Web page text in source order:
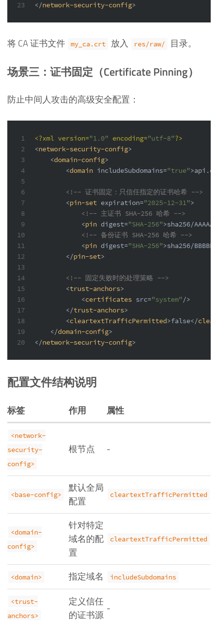
23
</network-security-config>
将 CA 证书文件 my_ca.crt 放入 res/raw/ 目录。
场景三：证书固定（Certificate Pinning）
防止中间人攻击的高级安全配置：
1
2
3
4
5
6
7
8
9
10
11
12
13
14
15
16
17
18
19
20
<?xml version="1.0" encoding="utf-8"?>
<network-security-config>
<domain-config>
<domain includeSubdomains="true">
<!-- 证书固定：只信任指定的证书哈希 -->
<pin-set expiration="2025-12-31">
<!-- 主证书 SHA-256 哈希 -->
<pin digest="SHA-256">sha256/
<!-- 备份证书 SHA-256 哈希 -->
<pin digest="SHA-256">sha256/
</pin-set>
<!-- 固定失败时的处理策略 -->
<trust-anchors>
<certificates src="system"/>
</trust-anchors>
<cleartextTrafficPermitted>false</
</domain-config>
</network-security-config>
配置文件结构说明
标签 作用 属性
<network-
security-
config>
根节点 -
<base-config>
默认全局
配置
cleartextTrafficPermitted
<domain-
config>
针对特定
域名的配
置
cleartextTrafficPermitted
<domain> 指定域名 includeSubdomains
<trust-
anchors>
定义信任
的证书源
-